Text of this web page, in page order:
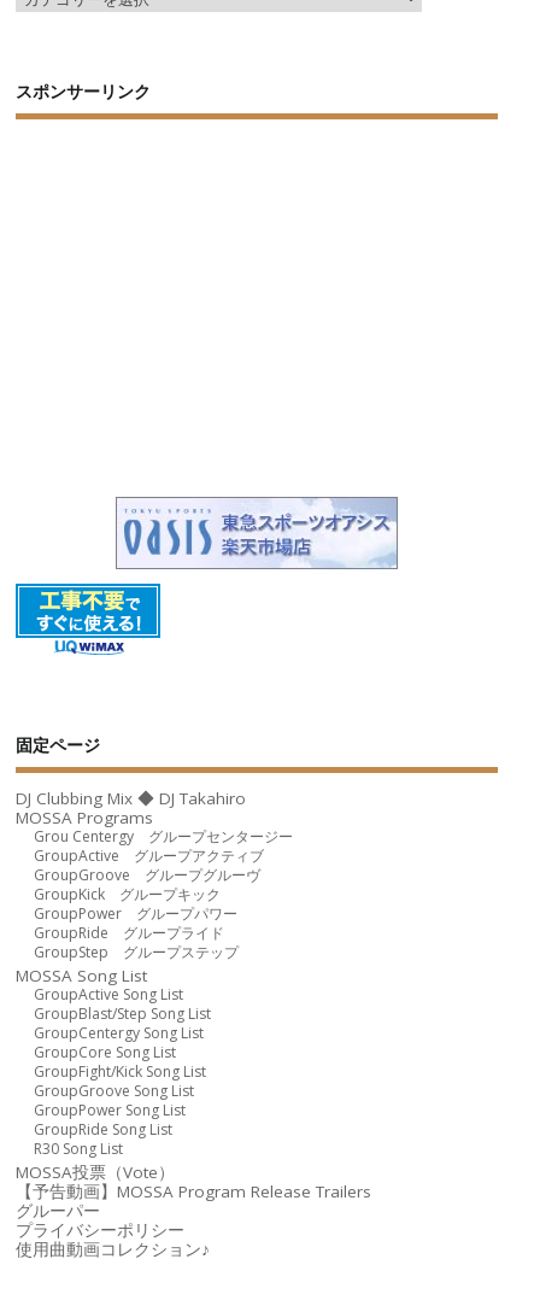
スポンサーリンク
固定ページ
DJ Clubbing Mix ◆ DJ Takahiro
MOSSA Programs
Grou Centergy グループセンタージー
GroupActive グループアクティブ
GroupGroove グループグルーヴ
GroupKick グループキック
GroupPower グループパワー
GroupRide グループライド
GroupStep グループステップ
MOSSA Song List
GroupActive Song List
GroupBlast/Step Song List
GroupCentergy Song List
GroupCore Song List
GroupFight/Kick Song List
GroupGroove Song List
GroupPower Song List
GroupRide Song List
R30 Song List
MOSSA投票（Vote）
【予告動画】MOSSA Program Release Trailers
グルーパー
プライバシーポリシー
使用曲動画コレクション♪